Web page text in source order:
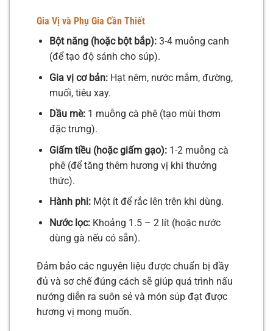
Gia Vị và Phụ Gia Cần Thiết
Bột năng (hoặc bột bắp):3-4 muỗng canh
(để tạo độ sánh cho súp).
Gia vị cơ bản:Hạt nêm, nước mắm, đường,
muối, tiêu xay.
Dầu mè:1 muỗng cà phê (tạo mùi thơm
đặc trưng).
Giấm tiều (hoặc giấm gạo):1-2 muỗng cà
phê (để tăng thêm hương vị khi thưởng
thức).
Hành phi:Một ít để rắc lên trên khi dùng.
Nước lọc:Khoảng 1.5 – 2 lít (hoặc nước
dùng gà nếu có sẵn).
Đảm bảo các nguyên liệu được chuẩn bị đầy
đủ và sơ chế đúng cách sẽ giúp quá trình nấu
nướng diễn ra suôn sẻ và món súp đạt được
hương vị mong muốn.